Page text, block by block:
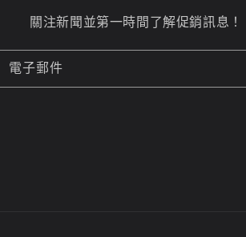
關注新聞並第一時間了解促銷訊息！
電子郵件